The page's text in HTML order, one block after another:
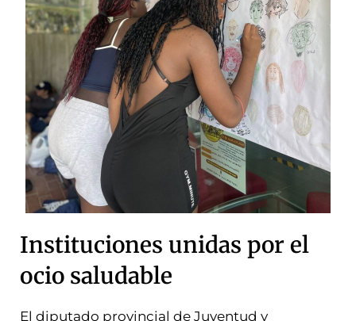
Instituciones unidas por el
ocio saludable
El diputado provincial de Juventud y